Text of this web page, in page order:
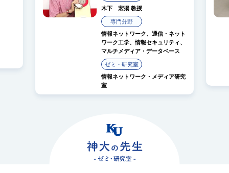
木下 宏揚教授
専門分野
情報ネットワーク、通信・ネット
ワーク工学、情報セキュリティ、
マルチメディア・データベース
ゼミ・研究室
情報ネットワーク・メディア研究
室